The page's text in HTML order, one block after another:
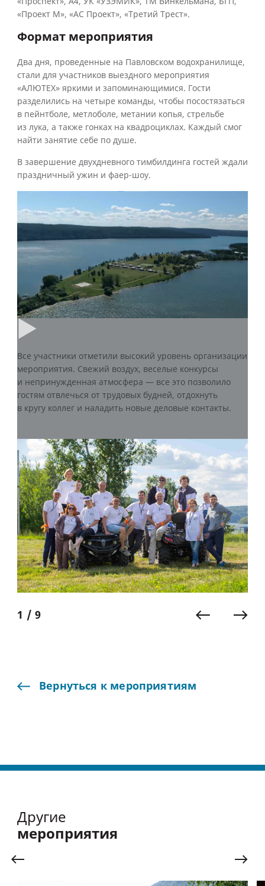
«Проект М», «АС Проект», «Третий Трест».
Формат мероприятия
Два дня, проведенные на Павловском водохранилище,
стали для участников выездного мероприятия
«АЛЮТЕХ» яркими и запоминающимися. Гости
разделились на четыре команды, чтобы посостязаться
в пейнтболе, метлоболе, метании копья, стрельбе
из лука, а также гонках на квадроциклах. Каждый смог
найти занятие себе по душе.
В завершение двухдневного тимбилдинга гостей ждали
праздничный ужин и фаер-шоу.
Все участники отметили высокий уровень организации
мероприятия. Свежий воздух, веселые конкурсы
и непринужденная атмосфера — все это позволило
гостям отвлечься от трудовых будней, отдохнуть
в кругу коллег и наладить новые деловые контакты.
1 / 9
Вернуться к мероприятиям
Другие
мероприятия